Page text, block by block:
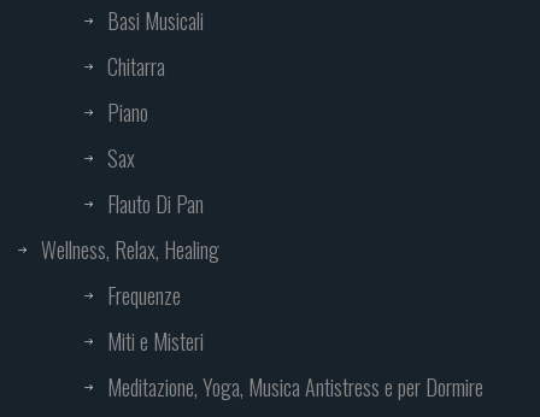
Basi Musicali
Chitarra
Piano
Sax
Flauto Di Pan
Wellness, Relax, Healing
Frequenze
Miti e Misteri
Meditazione, Yoga, Musica Antistress e per Dormire